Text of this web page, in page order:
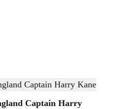
Kane -Dainik Gomantak
Captain Harry